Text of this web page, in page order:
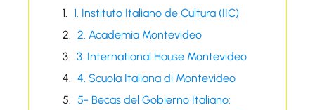
1. Instituto Italiano de Cultura (IIC)
2. Academia Montevideo
3. International House Montevideo
4. Scuola Italiana di Montevideo
5- Becas del Gobierno Italiano: